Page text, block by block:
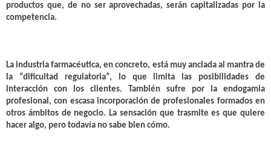
productos que, de no ser aprovechadas, serán capitalizadas por la
competencia.
La industria farmacéutica, en concreto, está muy anclada al mantra de
la “dificultad regulatoria”, lo que limita las posibilidades de
interacción con los clientes. También sufre por la endogamia
profesional, con escasa incorporación de profesionales formados en
otros ámbitos de negocio. La sensación que trasmite es que quiere
hacer algo, pero todavía no sabe bien cómo.